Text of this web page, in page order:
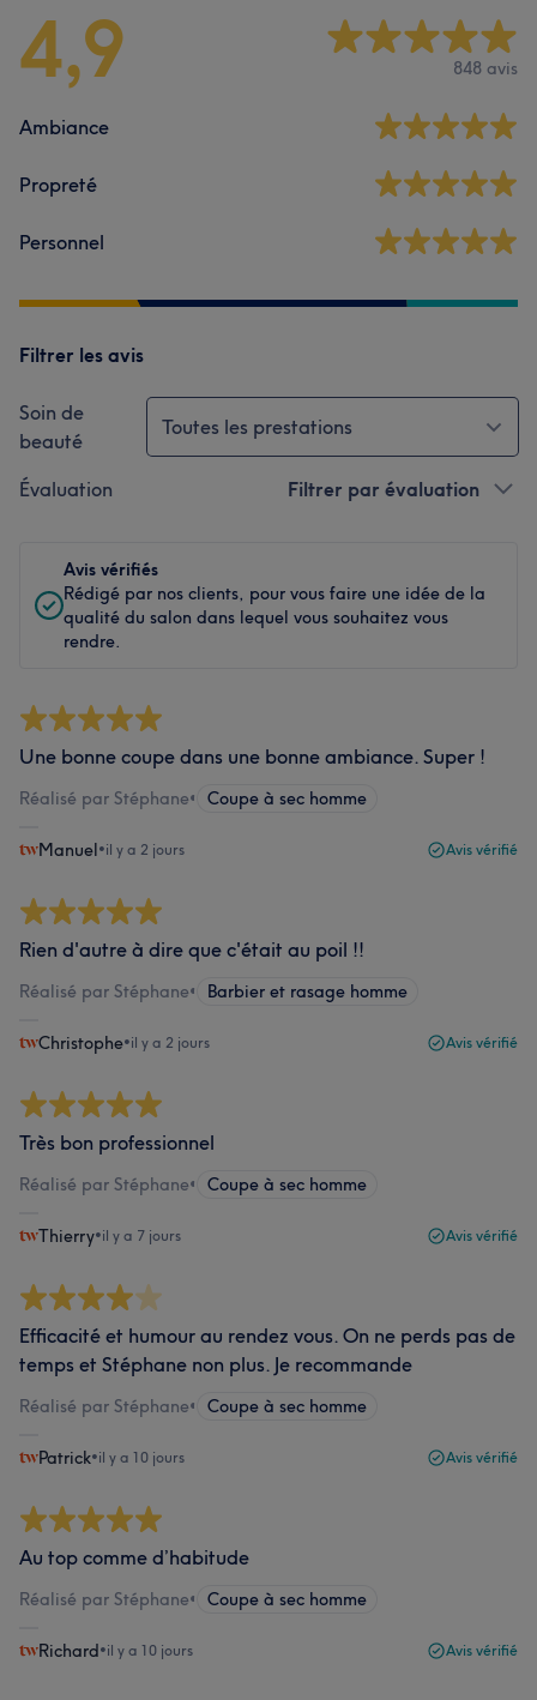
4,9 848 avis
Ambiance
Propreté
Personnel
Filtrer les avis
Soin de
beauté
Toutes les prestations
Évaluation Filtrer par évaluation
Avis vérifiés
Rédigé par nos clients, pour vous faire une idée de la
qualité du salon dans lequel vous souhaitez vous
rendre.
Une bonne coupe dans une bonne ambiance. Super !
Réalisé par Stéphane• Coupe à sec homme
Manuel•il y a 2 jours Avis vérifié
Rien d'autre à dire que c'était au poil !!
Réalisé par Stéphane• Barbier et rasage homme
Christophe•il y a 2 jours Avis vérifié
Très bon professionnel
Réalisé par Stéphane• Coupe à sec homme
Thierry•il y a 7 jours Avis vérifié
Efficacité et humour au rendez vous. On ne perds pas de
temps et Stéphane non plus. Je recommande
Réalisé par Stéphane• Coupe à sec homme
Patrick•il y a 10 jours Avis vérifié
Au top comme d’habitude
Réalisé par Stéphane• Coupe à sec homme
Richard•il y a 10 jours Avis vérifié